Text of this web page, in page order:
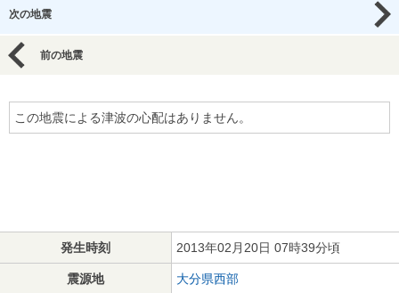
次の地震
前の地震
この地震による津波の心配はありません。
発生時刻 2013年02月20日 07時39分頃
震源地 大分県西部